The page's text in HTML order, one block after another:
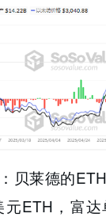
贝莱德的
ETH，富